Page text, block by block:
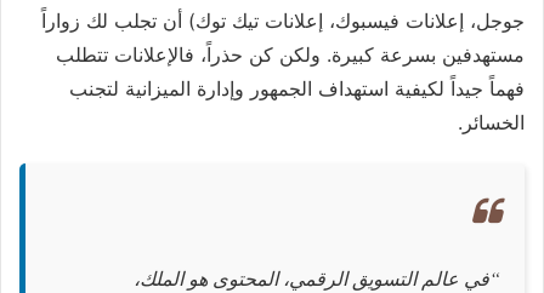
جوجل، إعلانات فيسبوك، إعلانات تيك توك) أن تجلب لك زواراً
مستهدفين بسرعة كبيرة. ولكن كن حذراً، فالإعلانات تتطلب
فهماً جيداً لكيفية استهداف الجمهور وإدارة الميزانية لتجنب
الخسائر.
“في عالم التسويق الرقمي، المحتوى هو الملك،